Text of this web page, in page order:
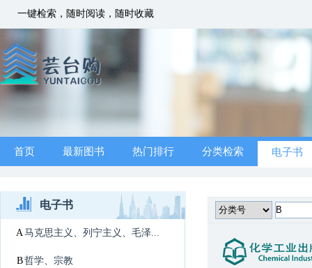
一键检索，随时阅读，随时收藏
首页 最新图书 热门排行 分类检索 电子书
电子书
A马克思主义、列宁主义、毛泽...
B哲学、宗教